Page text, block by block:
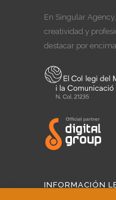
En Singular
creatividad y
destacar por
INFORMACIÓN